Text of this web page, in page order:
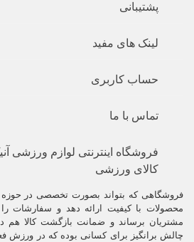
پشتیبانی
لینک های مفید
حساب کاربری
تماس با ما
فروشگاه اینترنتی لوازم ورزشی
کالای ورزشی
فروشگاهی که بتواند بصورت تخصصی در حوزه
محصولات با کیفیت ارائه دهد و سفارشات
مشتریان برساند و ضمانت بازگشت کالا هم
چالش برانگیز برای کسانی بوده که در ورزش